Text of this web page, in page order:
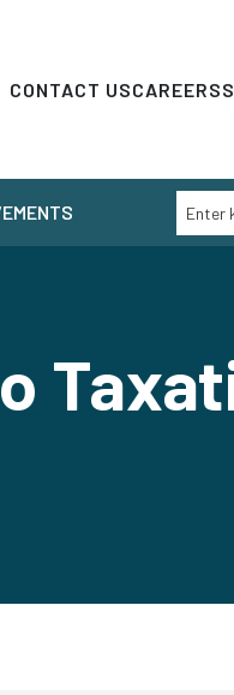
CONTACT USCAREERS